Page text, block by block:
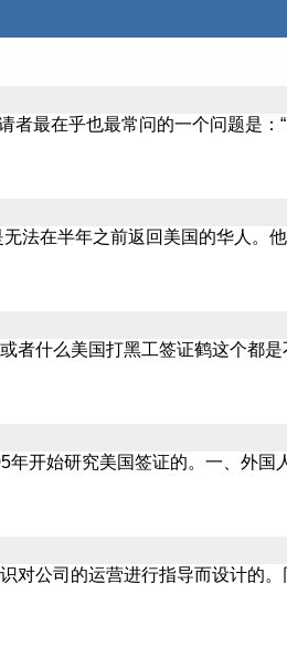
最在乎也最常问的一个问题是
法在半年之前返回美国的华人。
者什么美国打黑工签证鹤这个都
开始研究美国签证的。一、外国
公司的运营进行指导而设计的。